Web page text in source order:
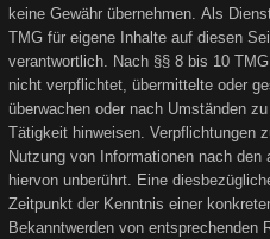
keine Gewähr übernehmen. Als
TMG für eigene Inhalte auf diesen
verantwortlich. Nach §§ 8 bis 10
nicht verpflichtet, übermittelte oder
überwachen oder nach Umständen
Tätigkeit hinweisen. Verpflichtungen
Nutzung von Informationen nach den
hiervon unberührt. Eine
Zeitpunkt der Kenntnis einer
Bekanntwerden von entsprechenden